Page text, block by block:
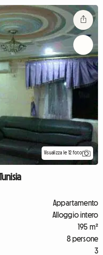
Visualizza le 12 foto
Appartamento
Alloggio intero
195 m²
8 persone
3